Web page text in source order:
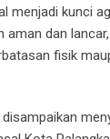
menjadi kunci
aman dan
fisik